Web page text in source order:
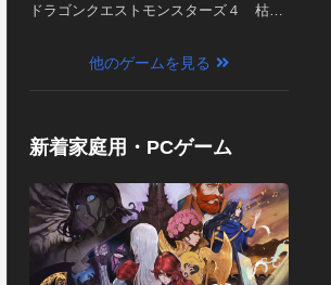
ドラゴンクエストモンスターズ４ 枯れ
他のゲームを見る
新着家庭用・PCゲーム